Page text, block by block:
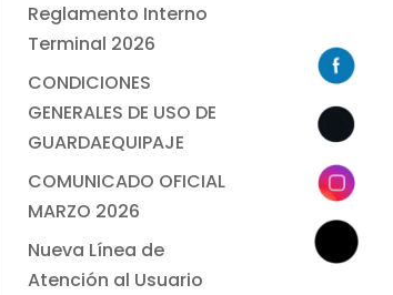
Reglamento Interno
Terminal 2026
CONDICIONES
GENERALES DE USO DE
GUARDAEQUIPAJE
COMUNICADO OFICIAL
MARZO 2026
Nueva Línea de
Atención al Usuario